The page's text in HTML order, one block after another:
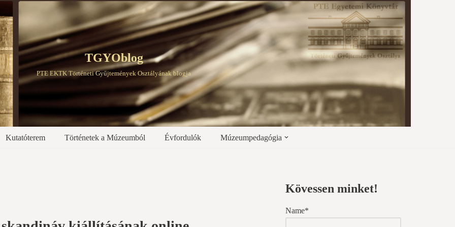
TGYOblog
PTE EKTK Történeti Gyűjtemények Osztályának blogja
Kutatóterem Történetek a Múzeumból Évfordulók Múzeumpedagógia
Kövessen minket!
Name*